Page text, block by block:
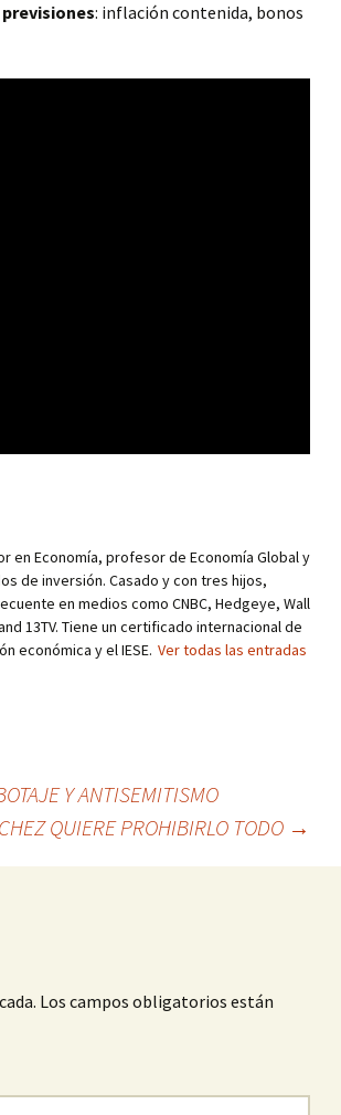
: inflación contenida, bonos
en Economía, profesor de Economía Global y
de inversión. Casado y con tres hijos,
en medios como CNBC, Hedgeye, Wall
13TV. Tiene un certificado internacional de
económica y el IESE. Ver todas las entradas
Y ANTISEMITISMO
QUIERE PROHIBIRLO TODO →
Los campos obligatorios están